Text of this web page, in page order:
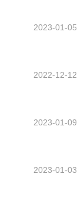
2023-01-05
2022-12-12
2023-01-09
2023-01-03